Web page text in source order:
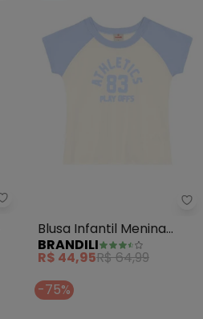
Based. - Blusa Juvenil
Blusa Infantil Menina
Estampada (Natural)
BRANDILI
R$ 44,95R$ 64,99
-75%